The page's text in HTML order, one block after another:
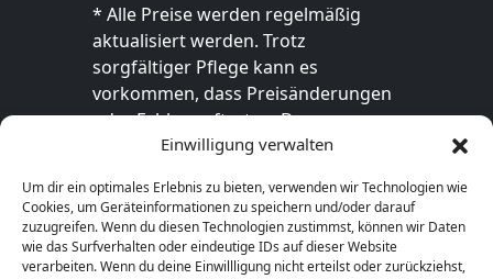
Einwilligung verwalten
Um dir ein optimales Erlebnis zu bieten, verwenden wir Technologien wie
Cookies, um Geräteinformationen zu speichern und/oder darauf
zuzugreifen. Wenn du diesen Technologien zustimmst, können wir Daten
wie das Surfverhalten oder eindeutige IDs auf dieser Website
verarbeiten. Wenn du deine Einwillligung nicht erteilst oder zurückziehst,
* Alle Preise werden regelmäßig
aktualisiert werden. Trotz
sorgfältiger Pflege kann es
vorkommen, dass Preisänderungen
oder Fehler auftreten. Der
endgültige Preis sowie die
ausschließlich im jeweiligen Online-
Shop des Anbieters verbindlich. Bitte
überprüfe den Preis vor dem Kauf